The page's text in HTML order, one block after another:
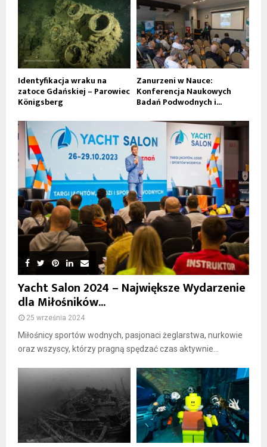
Identyfikacja wraku na
zatoce Gdańskiej – Parowiec
Königsberg
Zanurzeni w Nauce:
Konferencja Naukowych
Badań Podwodnych i...
Yacht Salon 2024 – Największe Wydarzenie
dla Miłośników...
25 września 2024
Miłośnicy sportów wodnych, pasjonaci żeglarstwa, nurkowie
oraz wszyscy, którzy pragną spędzać czas aktywnie...